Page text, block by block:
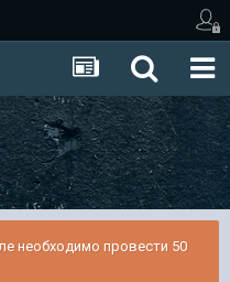
необходимо провести 50